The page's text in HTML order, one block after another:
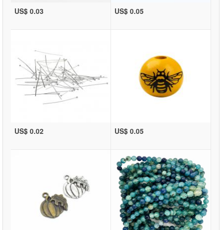
US$ 0.03 US$ 0.05
US$ 0.02 US$ 0.05